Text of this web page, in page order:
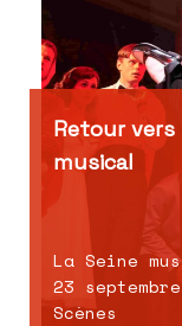
Retour
musical
La Seine
23
Scènes